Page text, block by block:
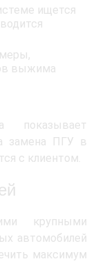
ищется
выжима
показывает
замена ПГУ в
с клиентом.
крупными
автомобилей
максимум